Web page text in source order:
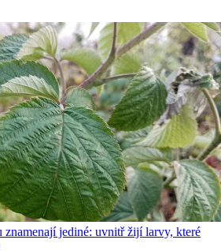
jediné: uvnitř žijí larvy, které